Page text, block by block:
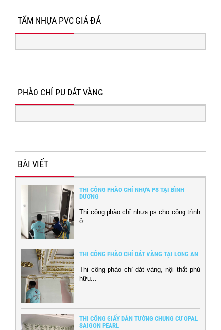
TẤM NHỰA PVC GIẢ ĐÁ
PHÀO CHỈ PU DÁT VÀNG
BÀI VIẾT
THI CÔNG PHÀO CHỈ NHỰA PS TẠI BÌNH
DƯƠNG
Thi công phào chỉ nhựa ps cho công trình
ở...
THI CÔNG PHÀO CHỈ DÁT VÀNG TẠI LONG AN
Thi công phào chỉ dát vàng, nội thất phú
hữu...
THI CÔNG GIẤY DÁN TƯỜNG CHUNG CƯ OPAL
SAIGON PEARL